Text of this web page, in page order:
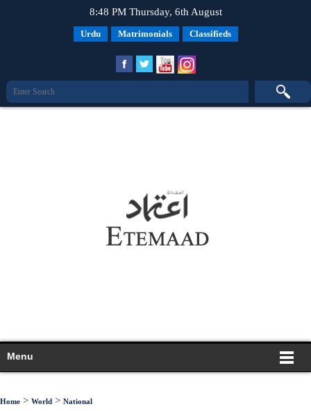
8:48 PM Thursday, 6th August
Urdu Matrimonials Classifieds
Menu
Home > World > National